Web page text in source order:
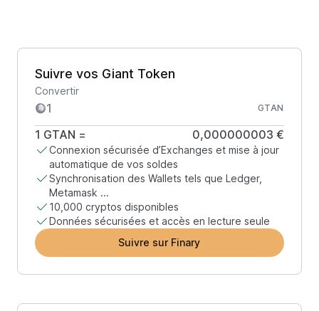
Suivre vos Giant Token
Convertir
GTAN
1 GTAN = 0,000000003 €
Connexion sécurisée d’Exchanges et mise à jour
automatique de vos soldes
Synchronisation des Wallets tels que Ledger,
Metamask ...
10,000 cryptos disponibles
Données sécurisées et accès en lecture seule
Suivre sur Finary